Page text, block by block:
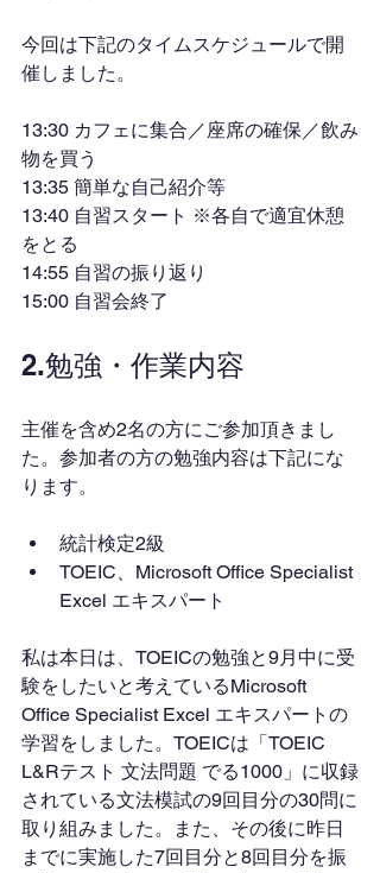
今回は下記のタイムスケジュールで開
催しました。
13:30 カフェに集合／座席の確保／飲み
物を買う
13:35 簡単な自己紹介等
13:40 自習スタート ※各自で適宜休憩
をとる
14:55 自習の振り返り
15:00 自習会終了
2.勉強・作業内容
主催を含め2名の方にご参加頂きまし
た。参加者の方の勉強内容は下記にな
ります。
統計検定2級
TOEIC、Microsoft Office Specialist
Excel エキスパート
私は本日は、TOEICの勉強と9月中に受
験をしたいと考えているMicrosoft
Office Specialist Excel エキスパートの
学習をしました。TOEICは「TOEIC
L&Rテスト 文法問題 でる1000」に収録
されている文法模試の9回目分の30問に
取り組みました。また、その後に昨日
までに実施した7回目分と8回目分を振